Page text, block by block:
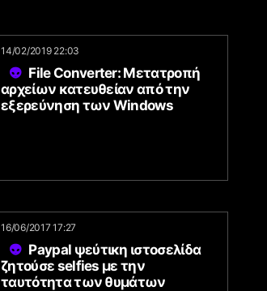
14/02/2019 22:03
File Converter: Μετατροπή
αρχείων κατευθείαν από την
εξερεύνηση των Windows
16/06/2017 17:27
Paypal ψεύτικη ιστοσελίδα
ζητούσε selfies με την
ταυτότητα των θυμάτων